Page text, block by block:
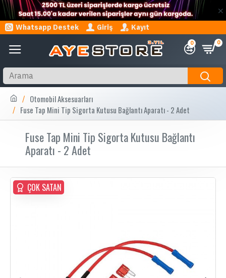
Whatsapp Destek Giriş Kayıt
0 0
Otomobil Aksesuarları
Fuse Tap Mini Tip Sigorta Kutusu Bağlantı Aparatı - 2 Adet
Fuse Tap Mini Tip Sigorta Kutusu Bağlantı
Aparatı - 2 Adet
ÇOK SATAN